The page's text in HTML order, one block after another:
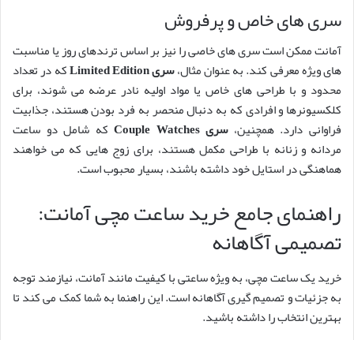
سری های خاص و پرفروش
آمانت ممکن است سری های خاصی را نیز بر اساس ترندهای روز یا مناسبت
های ویژه معرفی کند. به عنوان مثال،سری Limited Edition
که در تعداد
محدود و با طراحی های خاص یا مواد اولیه نادر عرضه می شوند، برای
کلکسیونرها و افرادی که به دنبال منحصر به فرد بودن هستند، جذابیت
فراوانی دارد. همچنین،سری Couple Watches
که شامل دو ساعت
مردانه و زنانه با طراحی مکمل هستند، برای زوج هایی که می خواهند
هماهنگی در استایل خود داشته باشند، بسیار محبوب است.
راهنمای جامع خرید ساعت مچی آمانت:
تصمیمی آگاهانه
خرید یک ساعت مچی، به ویژه ساعتی با کیفیت مانند آمانت، نیازمند توجه
به جزئیات و تصمیم گیری آگاهانه است. این راهنما به شما کمک می کند تا
بهترین انتخاب را داشته باشید.